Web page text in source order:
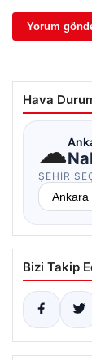
Hava
☁
ŞEHIR
Bizi Takip